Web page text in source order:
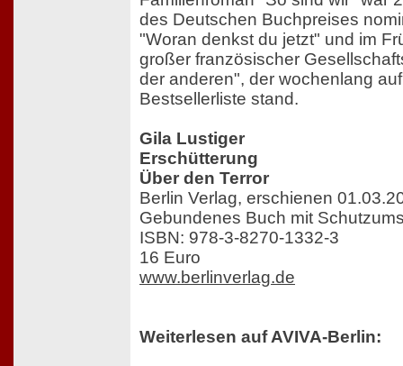
des Deutschen Buchpreises
"Woran denkst du jetzt" und im
großer französischer
der anderen", der wochenlang
Bestsellerliste stand.
Gila Lustiger
Erschütterung
Über den Terror
Berlin Verlag, erschienen
Gebundenes Buch mit
ISBN: 978-3-8270-1332-3
16 Euro
www.berlinverlag.de
Weiterlesen auf AVIVA-Berlin: